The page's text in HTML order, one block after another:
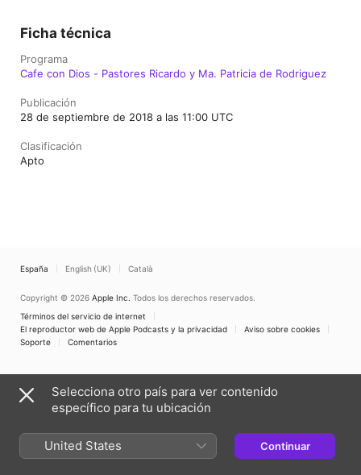
Ficha técnica
Programa
Cafe con Dios - Pastores Ricardo y Ma. Patricia de Rodriguez
Publicación
28 de septiembre de 2018 a las 11:00 UTC
Clasificación
Apto
España English (UK) Català
Copyright © 2026 Apple Inc. Todos los derechos reservados.
Términos del servicio de internet
El reproductor web de Apple Podcasts y la privacidad
Aviso sobre cookies
Soporte
Comentarios
Selecciona otro país para ver contenido
específico para tu ubicación
United States Continuar